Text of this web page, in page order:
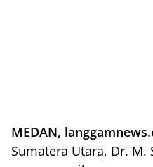
MEDAN,
Sumatera Utara, Dr. M.